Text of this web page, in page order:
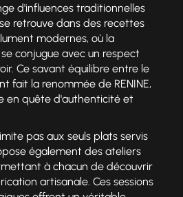
d'influences traditionnelles
retrouve dans des recettes
modernes, où la
conjugue avec un respect
Ce savant équilibre entre le
fait la renommée de RENINE,
en quête d'authenticité et
pas aux seuls plats servis
également des ateliers
à chacun de découvrir
artisanale. Ces sessions